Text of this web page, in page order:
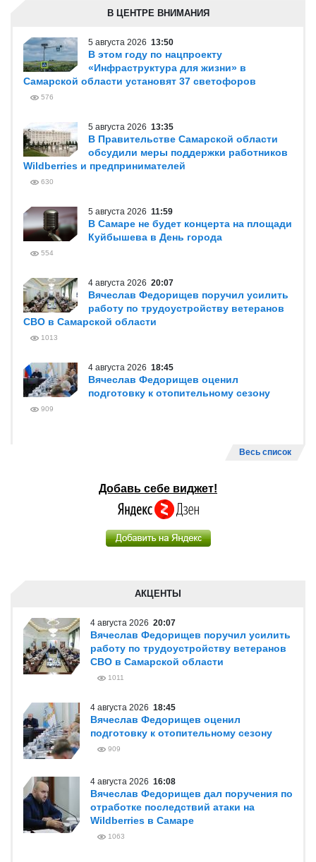
В ЦЕНТРЕ ВНИМАНИЯ
5 августа 2026 13:50
В этом году по нацпроекту
«Инфраструктура для жизни» в
Самарской области установят 37 светофоров
576
5 августа 2026 13:35
В Правительстве Самарской области
обсудили меры поддержки работников
Wildberries и предпринимателей
630
5 августа 2026 11:59
В Самаре не будет концерта на площади
Куйбышева в День города
554
4 августа 2026 20:07
Вячеслав Федорищев поручил усилить
работу по трудоустройству ветеранов
СВО в Самарской области
1013
4 августа 2026 18:45
Вячеслав Федорищев оценил
подготовку к отопительному сезону
909
Весь список
Добавь себе виджет!
АКЦЕНТЫ
4 августа 2026 20:07
Вячеслав Федорищев поручил усилить
работу по трудоустройству ветеранов
СВО в Самарской области
1011
4 августа 2026 18:45
Вячеслав Федорищев оценил
подготовку к отопительному сезону
909
4 августа 2026 16:08
Вячеслав Федорищев дал поручения по
отработке последствий атаки на
Wildberries в Самаре
1063